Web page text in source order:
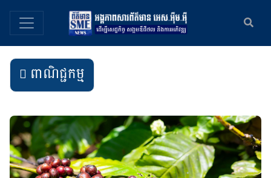
ពាណិជ្ជកម្ម